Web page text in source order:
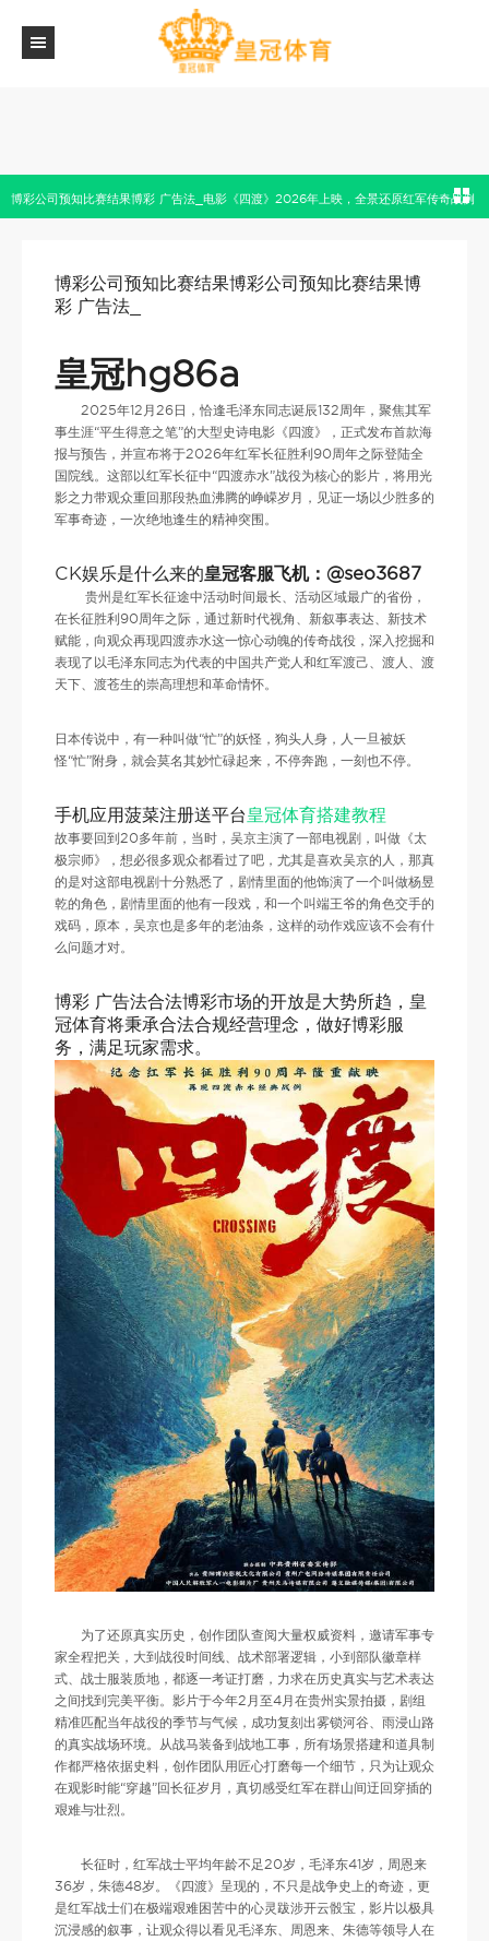
博彩公司预知比赛结果博彩 广告法_电影《四渡》2026年上映，全景还原红军传奇战例
博彩公司预知比赛结果博彩公司预知比赛结果博
彩 广告法_
皇冠hg86a
2025年12月26日，恰逢毛泽东同志诞辰132周年，聚焦其军
事生涯“平生得意之笔”的大型史诗电影《四渡》，正式发布首款海
报与预告，并宣布将于2026年红军长征胜利90周年之际登陆全
国院线。这部以红军长征中“四渡赤水”战役为核心的影片，将用光
影之力带观众重回那段热血沸腾的峥嵘岁月，见证一场以少胜多的
军事奇迹，一次绝地逢生的精神突围。
CK娱乐是什么来的皇冠客服飞机：@seo3687
贵州是红军长征途中活动时间最长、活动区域最广的省份，
在长征胜利90周年之际，通过新时代视角、新叙事表达、新技术
赋能，向观众再现四渡赤水这一惊心动魄的传奇战役，深入挖掘和
表现了以毛泽东同志为代表的中国共产党人和红军渡己、渡人、渡
天下、渡苍生的崇高理想和革命情怀。
日本传说中，有一种叫做“忙”的妖怪，狗头人身，人一旦被妖
怪“忙”附身，就会莫名其妙忙碌起来，不停奔跑，一刻也不停。
手机应用菠菜注册送平台皇冠体育搭建教程
故事要回到20多年前，当时，吴京主演了一部电视剧，叫做《太
极宗师》，想必很多观众都看过了吧，尤其是喜欢吴京的人，那真
的是对这部电视剧十分熟悉了，剧情里面的他饰演了一个叫做杨昱
乾的角色，剧情里面的他有一段戏，和一个叫端王爷的角色交手的
戏码，原本，吴京也是多年的老油条，这样的动作戏应该不会有什
么问题才对。
博彩 广告法合法博彩市场的开放是大势所趋，皇
冠体育将秉承合法合规经营理念，做好博彩服
务，满足玩家需求。
为了还原真实历史，创作团队查阅大量权威资料，邀请军事专
家全程把关，大到战役时间线、战术部署逻辑，小到部队徽章样
式、战士服装质地，都逐一考证打磨，力求在历史真实与艺术表达
之间找到完美平衡。影片于今年2月至4月在贵州实景拍摄，剧组
精准匹配当年战役的季节与气候，成功复刻出雾锁河谷、雨浸山路
的真实战场环境。从战马装备到战地工事，所有场景搭建和道具制
作都严格依据史料，创作团队用匠心打磨每一个细节，只为让观众
在观影时能“穿越”回长征岁月，真切感受红军在群山间迂回穿插的
艰难与壮烈。
长征时，红军战士平均年龄不足20岁，毛泽东41岁，周恩来
36岁，朱德48岁。《四渡》呈现的，不只是战争史上的奇迹，更
是红军战士们在极端艰难困苦中的心灵跋涉开云骰宝，影片以极具
沉浸感的叙事，让观众得以看见毛泽东、周恩来、朱德等领导人在